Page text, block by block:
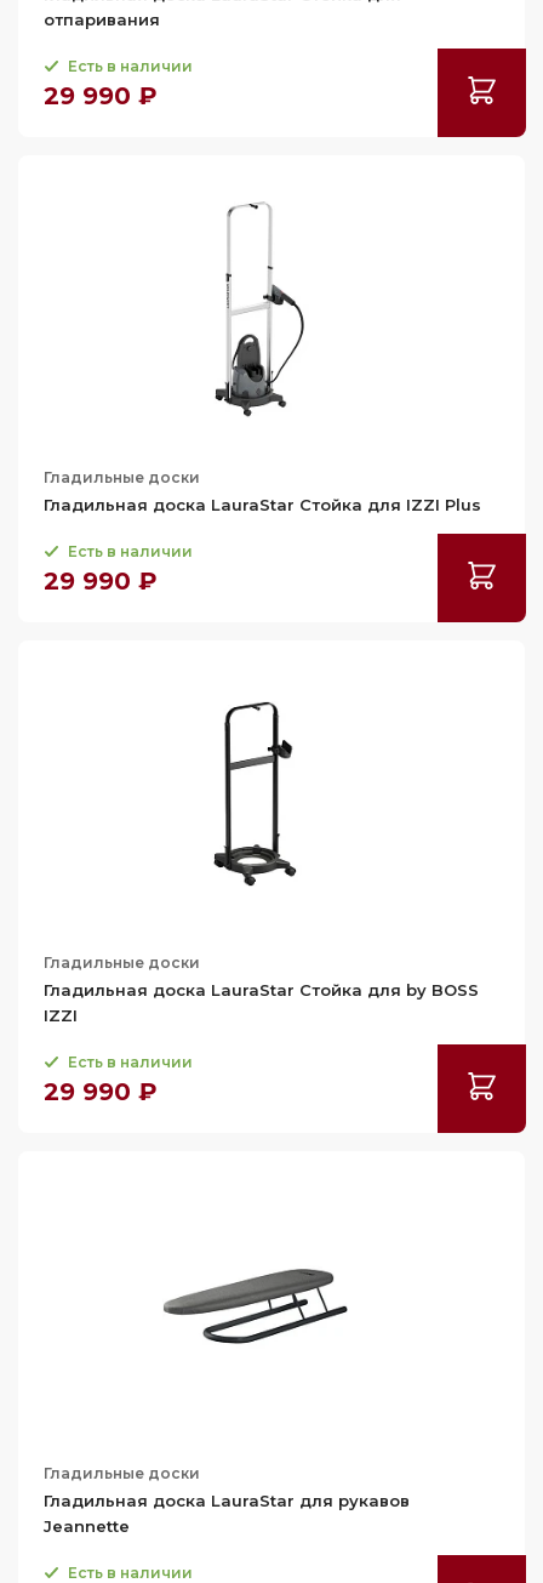
отпаривания
Есть в наличии
29 990 ₽
Гладильные доски
Гладильная доска LauraStar Стойка для IZZI Plus
Есть в наличии
29 990 ₽
Гладильные доски
Гладильная доска LauraStar Стойка для by BOSS
IZZI
Есть в наличии
29 990 ₽
Гладильные доски
Гладильная доска LauraStar для рукавов
Jeannette
Есть в наличии